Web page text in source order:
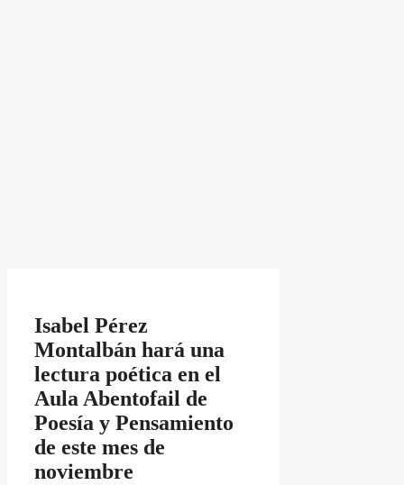
Isabel Pérez
Montalbán hará una
lectura poética en el
Aula Abentofail de
Poesía y Pensamiento
de este mes de
noviembre